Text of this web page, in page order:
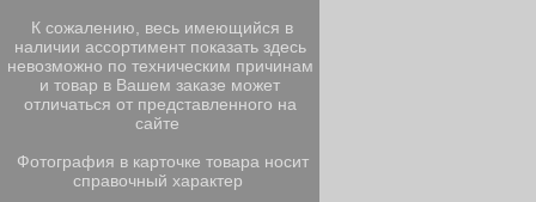
К сожалению, весь имеющийся в
наличии ассортимент показать здесь
невозможно по техническим причинам
и товар в Вашем заказе может
отличаться от представленного на
сайте
Фотография в карточке товара носит
справочный характер